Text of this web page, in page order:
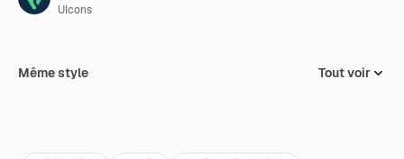
UIcons
Même style Tout voir